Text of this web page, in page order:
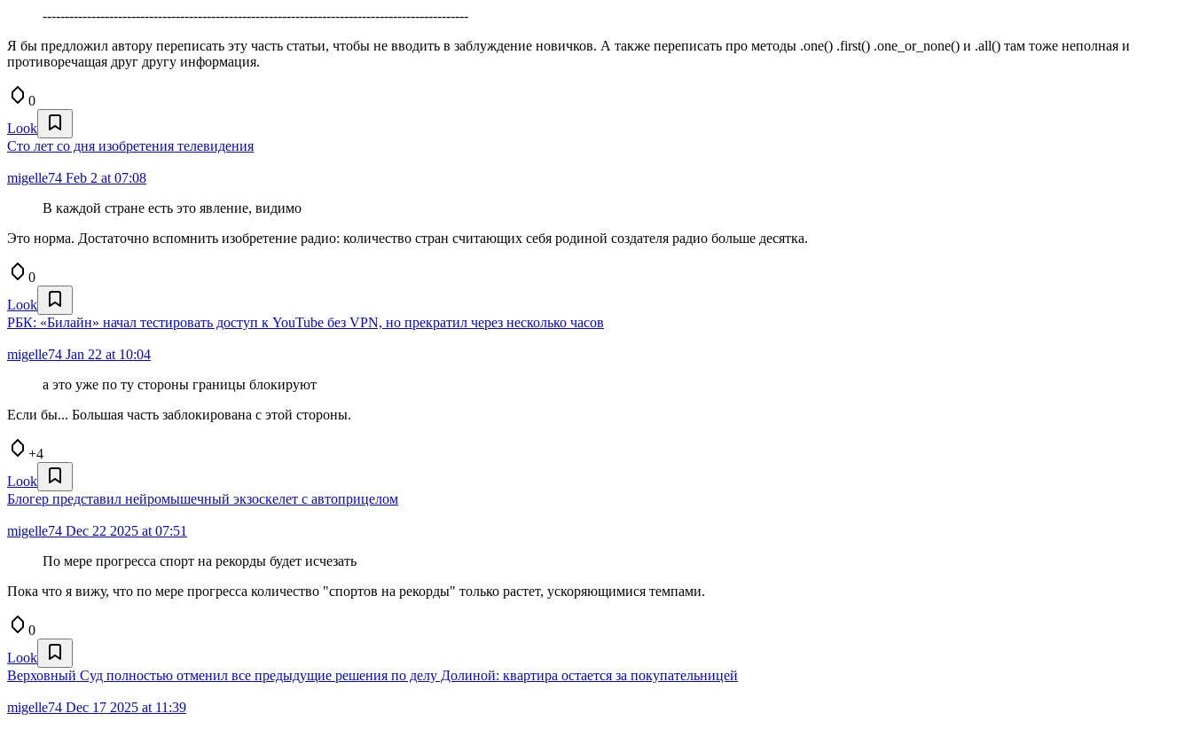
------------------------------------------------------------------------------------------------
Я бы предложил автору переписать эту часть статьи, чтобы не вводить в заблуждение новичков. А также переписать про методы .one() .first() .one_or_none() и .all() там тоже неполная и
противоречащая друг другу информация.
0
Look
Сто лет со дня изобретения телевидения
migelle74 Feb 2 at 07:08
В каждой стране есть это явление, видимо
Это норма. Достаточно вспомнить изобретение радио: количество стран считающих себя родиной создателя радио больше десятка.
0
Look
РБК: «Билайн» начал тестировать доступ к YouTube без VPN, но прекратил через несколько часов
migelle74 Jan 22 at 10:04
а это уже по ту стороны границы блокируют
Если бы... Большая часть заблокирована с этой стороны.
+4
Look
Блогер представил нейромышечный экзоскелет с автоприцелом
migelle74 Dec 22 2025 at 07:51
По мере прогресса спорт на рекорды будет исчезать
Пока что я вижу, что по мере прогресса количество "спортов на рекорды" только растет, ускоряющимися темпами.
0
Look
Верховный Суд полностью отменил все предыдущие решения по делу Долиной: квартира остается за покупательницей
migelle74 Dec 17 2025 at 11:39